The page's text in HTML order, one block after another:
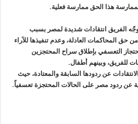
هذا الحق ممارسة فعلية.
وجّه الفريق انتقادات شديدة لمصر بسبب
حق المحاكمات العادلة، وعدم تنفيذها للآراء
التعسفي بإطلاق سراح المحتجزين
للفريق، وبينهم أطفال.
عن ردودها السابقة والمعتادة، حيث
عن ردود مصر على الحالات المحتجزة تعسفياً.